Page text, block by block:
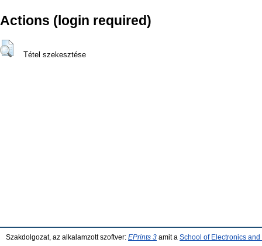
Actions (login required)
Tétel szekesztése
Szakdolgozat, az alkalamzott szoftver: EPrints 3 amit a School of Electronics